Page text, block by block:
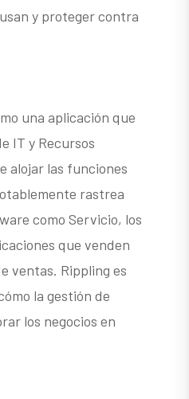
y proteger contra
una aplicación que
IT y Recursos
alojar las funciones
rastrea
como Servicio, los
que venden
ventas. Rippling es
la gestión de
los negocios en